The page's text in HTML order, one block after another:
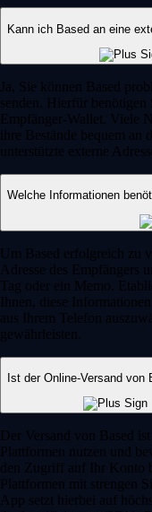
Kann ich Based an eine
Ja, Sie können Based
senden. Hierfür
Empfänger-Wallet. Viele
ihre Bestände bequem an
unterstützte externe
Welche Informationen
Um Based erfolgreich zu
Adresse des Empfängers
Tag oder ein Memo.
Ihnen, diese
aus Ihrem Telefon
gewährleisten.
Ist der Online-Versand von
Der Versand von Based
Plattformen nutzen und
den Zugriff auf Ihr Konto
Plattformen mit strengen
App setzt hierbei auf